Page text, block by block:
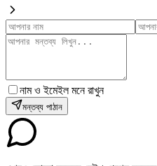
নাম ও ইমেইল মনে রাখুন
মন্তব্য পাঠান